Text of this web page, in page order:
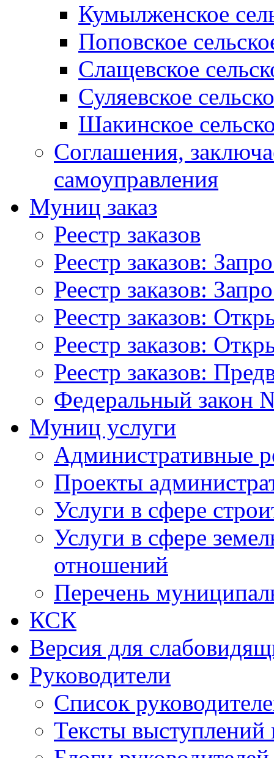
Кумылженское
Поповское
Слащевское
Суляевское
Шакинское
Соглашения,
самоуправления
Муниц заказ
Реестр заказов
Реестр заказов:
Реестр заказов:
Реестр заказов:
Реестр заказов:
Реестр заказов:
Федеральный закон
Муниц услуги
Административные
Проекты
Услуги в сфере
Услуги в сфере
отношений
Перечень
КСК
Версия для
Руководители
Список
Тексты выступлений